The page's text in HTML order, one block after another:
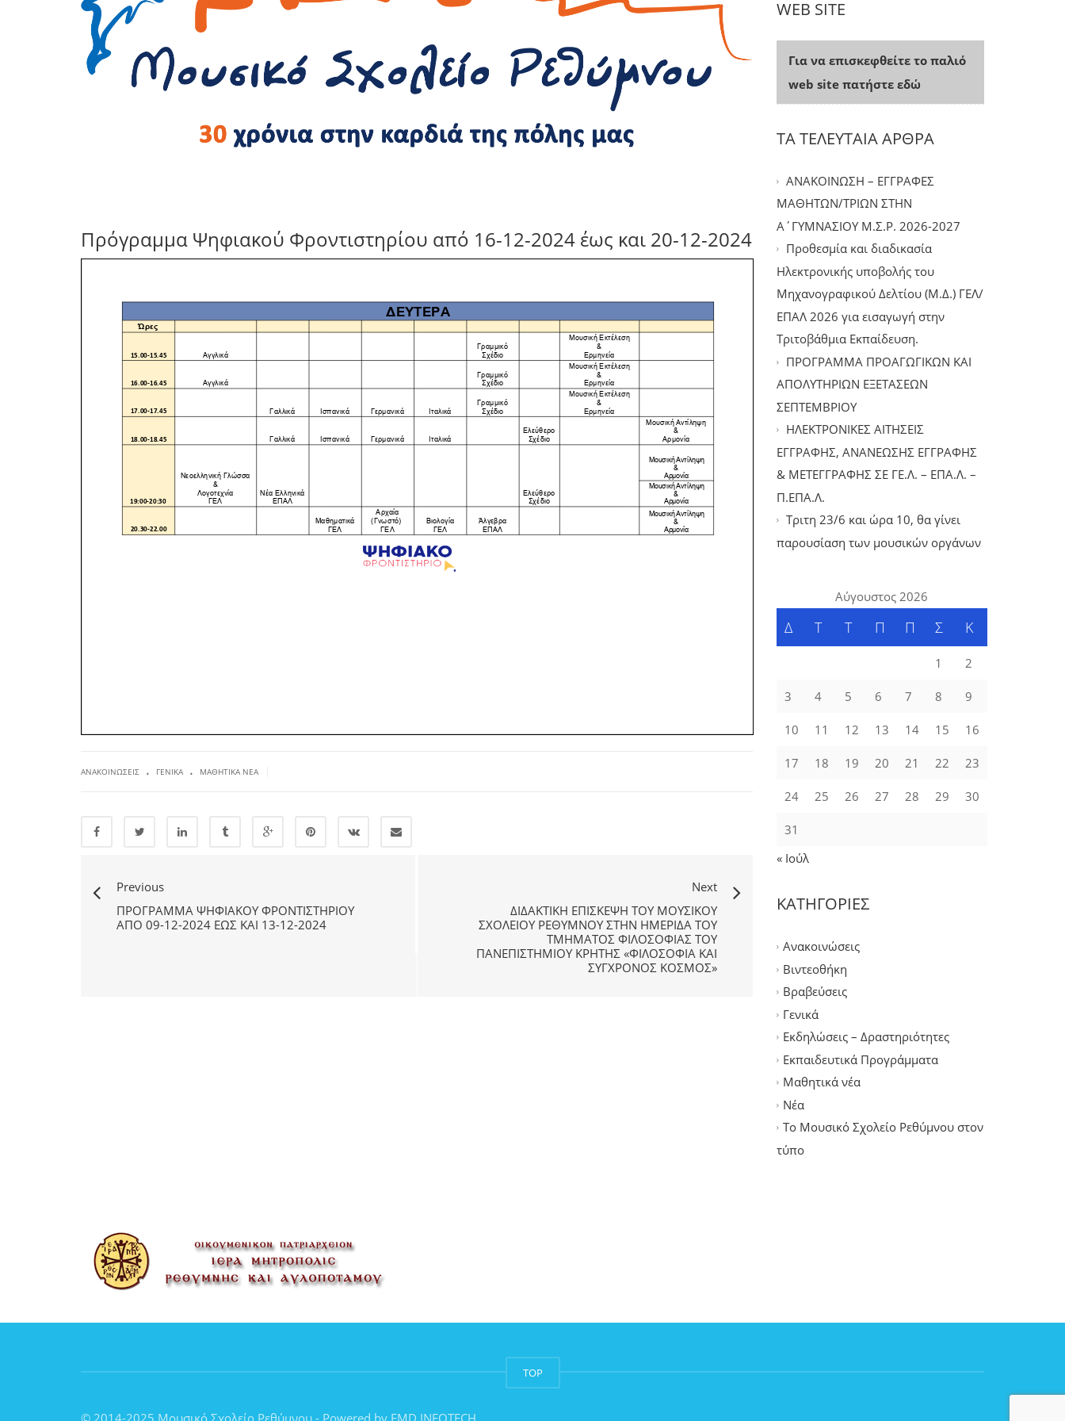
Πρόγραμμα Ψηφιακού Φροντιστηρίου από 16-12-2024 έως και 20-12-2024
ΑΝΑΚΟΙΝΏΣΕΙΣ . ΓΕΝΙΚΆ . ΜΑΘΗΤΙΚΆ ΝΈΑ
Previous
ΠΡΌΓΡΑΜΜΑ ΨΗΦΙΑΚΟΎ ΦΡΟΝΤΙΣΤΗΡΊΟΥ
ΑΠΌ 09-12-2024 ΈΩΣ ΚΑΙ 13-12-2024
Next
ΔΙΔΑΚΤΙΚΉ ΕΠΊΣΚΕΨΗ ΤΟΥ ΜΟΥΣΙΚΟΎ
ΣΧΟΛΕΊΟΥ ΡΕΘΎΜΝΟΥ ΣΤΗΝ ΗΜΕΡΊΔΑ ΤΟΥ
ΤΜΉΜΑΤΟΣ ΦΙΛΟΣΟΦΊΑΣ ΤΟΥ
ΠΑΝΕΠΙΣΤΗΜΊΟΥ ΚΡΉΤΗΣ «ΦΙΛΟΣΟΦΊΑ ΚΑΙ
ΣΎΓΧΡΟΝΟΣ ΚΌΣΜΟΣ»
WEB SITE
Για να επισκεφθείτε το παλιό
web site πατήστε εδώ
ΤΑ ΤΕΛΕΥΤΑΙΑ ΑΡΘΡΑ
ΑΝΑΚΟΙΝΩΣΗ – ΕΓΓΡΑΦΕΣ
ΜΑΘΗΤΩΝ/ΤΡΙΩΝ ΣΤΗΝ
Α΄ΓΥΜΝΑΣΙΟΥ Μ.Σ.Ρ. 2026-2027
Προθεσμία και διαδικασία
Ηλεκτρονικής υποβολής του
Μηχανογραφικού Δελτίου (Μ.Δ.) ΓΕΛ/
ΕΠΑΛ 2026 για εισαγωγή στην
Τριτοβάθμια Εκπαίδευση.
ΠΡΟΓΡΑΜΜΑ ΠΡΟΑΓΩΓΙΚΩΝ ΚΑΙ
ΑΠΟΛΥΤΗΡΙΩΝ ΕΞΕΤΑΣΕΩΝ
ΣΕΠΤΕΜΒΡΙΟΥ
ΗΛΕΚΤΡΟΝΙΚΕΣ ΑΙΤΗΣΕΙΣ
ΕΓΓΡΑΦΗΣ, ΑΝΑΝΕΩΣΗΣ ΕΓΓΡΑΦΗΣ
& ΜΕΤΕΓΓΡΑΦΗΣ ΣΕ ΓΕ.Λ. – ΕΠΑ.Λ. –
Π.ΕΠΑ.Λ.
Tριτη 23/6 και ώρα 10, θα γίνει
παρουσίαση των μουσικών οργάνων
Αύγουστος 2026
Δ Τ Τ Π Π Σ Κ
1 2
3 4 5 6 7 8 9
10 11 12 13 14 15 16
17 18 19 20 21 22 23
24 25 26 27 28 29 30
31
« Ιούλ
ΚΑΤΗΓΟΡΙΕΣ
Ανακοινώσεις
Βιντεοθήκη
Βραβεύσεις
Γενικά
Εκδηλώσεις – Δραστηριότητες
Εκπαιδευτικά Προγράμματα
Μαθητικά νέα
Νέα
Το Μουσικό Σχολείο Ρεθύμνου στον
τύπο
TOP